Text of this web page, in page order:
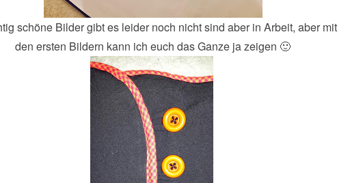
schöne Bilder gibt es leider noch nicht sind aber in Arbeit, aber mit
den ersten Bildern kann ich euch das Ganze ja zeigen 🙂